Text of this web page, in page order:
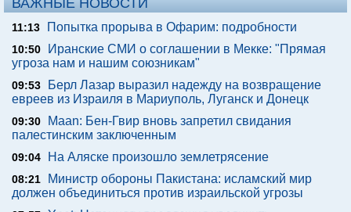
ВАЖНЫЕ НОВОСТИ
11:13 Попытка прорыва в Офарим: подробности
10:50
Иранские СМИ о соглашении в Мекке: "Прямая
угроза нам и нашим союзникам"
09:53
Берл Лазар выразил надежду на возвращение
евреев из Израиля в Мариуполь, Луганск и Донецк
09:30
Maan: Бен-Гвир вновь запретил свидания
палестинским заключенным
09:04 На Аляске произошло землетрясение
08:21
Министр обороны Пакистана: исламский мир
должен объединиться против израильской угрозы